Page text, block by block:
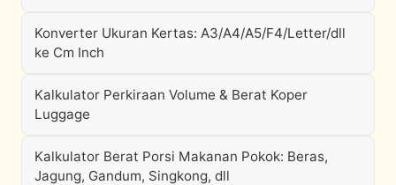
Konverter Ukuran Kertas: A3/A4/A5/F4/Letter/dll
ke Cm Inch
Kalkulator Perkiraan Volume & Berat Koper
Luggage
Kalkulator Berat Porsi Makanan Pokok: Beras,
Jagung, Gandum, Singkong, dll